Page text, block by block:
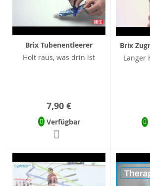
Brix Tubenentleerer
Holt raus, was drin ist
7,90 €
Verfügbar
Brix
Langer